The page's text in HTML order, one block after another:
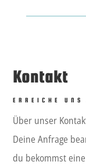
Kontakt
ERREICHE
Über unser
Deine Anfrage
du bekommst